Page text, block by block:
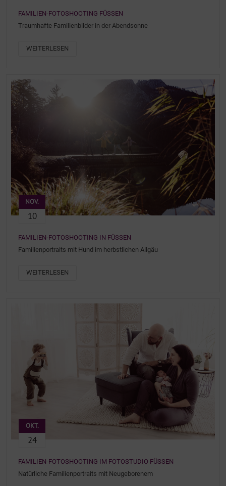
FAMILIEN-FOTOSHOOTING FÜSSEN
Traumhafte Familienbilder in der Abendsonne
WEITERLESEN
NOV.
10
FAMILIEN-FOTOSHOOTING IN FÜSSEN
Familienportraits mit Hund im herbstlichen Allgäu
WEITERLESEN
OKT.
24
FAMILIEN-FOTOSHOOTING IM FOTOSTUDIO FÜSSEN
Natürliche Familienportraits mit Neugeborenem